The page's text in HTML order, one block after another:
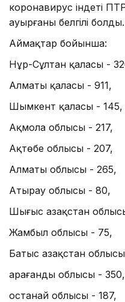
коронавирус індеті
ауырғаны белгілі болды.
Аймақтар бойынша:
Нұр-Сұлтан қаласы -
Алматы қаласы - 911,
Шымкент қаласы - 145,
Ақмола облысы - 217,
Ақтөбе облысы - 207,
Алматы облысы - 265,
Атырау облысы - 80,
Шығыс Қазақстан
Жамбыл облысы - 75,
Батыс Қазақстан
Қарағанды облысы - 350,
Қостанай облысы - 187,